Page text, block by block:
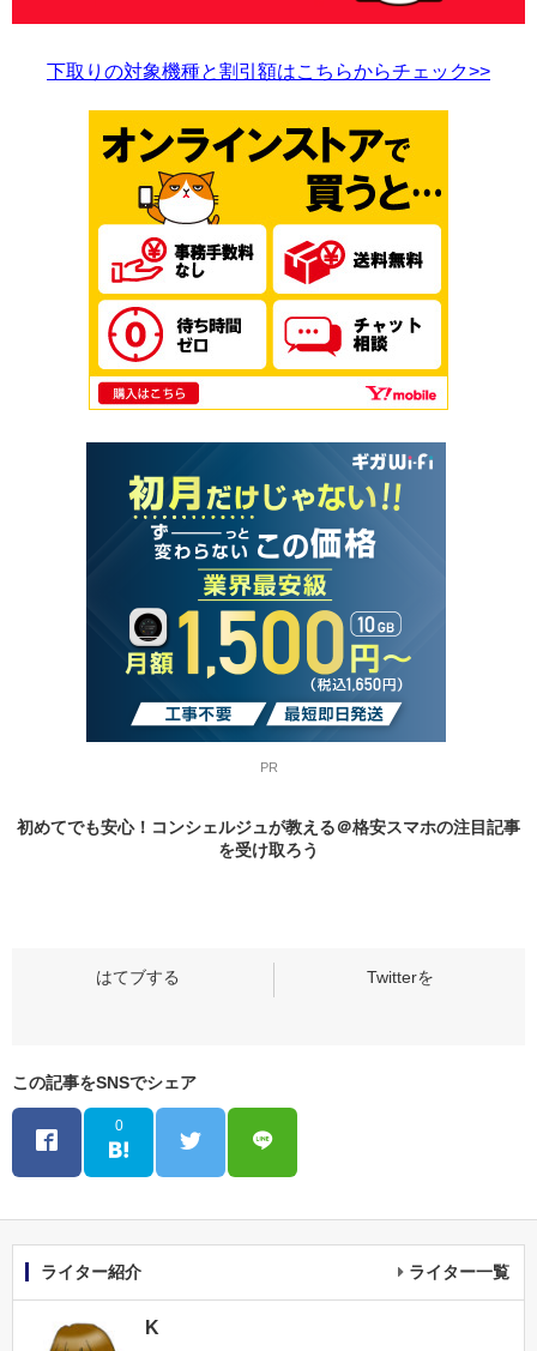
下取りの対象機種と割引額はこちらからチェック>>
PR
初めてでも安心！コンシェルジュが教える＠格安スマホの注目記事
を受け取ろう
この記事をSNSでシェア
0
ライター紹介 ライター一覧
K